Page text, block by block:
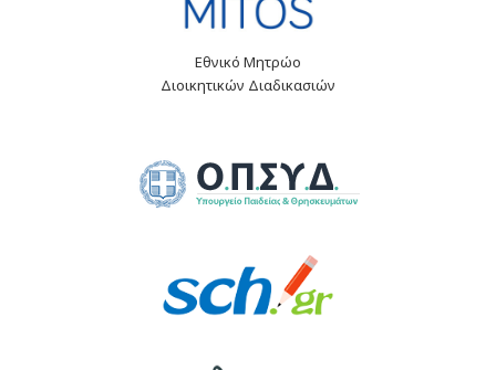
Εθνικό Μητρώο
Διοικητικών Διαδικασιών